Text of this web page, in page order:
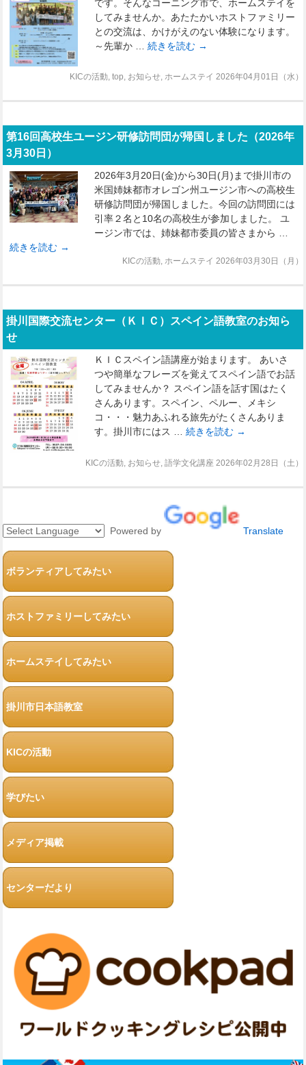
です。そんなコーニング市で、ホームステイを
してみませんか。あたたかいホストファミリー
との交流は、かけがえのない体験になります。
～先輩か …続きを読む →
KICの活動, top, お知らせ, ホームステイ 2026年04月01日（水）
第16回高校生ユージン研修訪問団が帰国しました（2026年
3月30日）
2026年3月20日(金)から30日(月)まで掛川市の
米国姉妹都市オレゴン州ユージン市への高校生
研修訪問団が帰国しました。今回の訪問団には
引率２名と10名の高校生が参加しました。 ユ
ージン市では、姉妹都市委員の皆さまから …
続きを読む →
KICの活動, ホームステイ 2026年03月30日（月）
掛川国際交流センター（ＫＩＣ）スペイン語教室のお知ら
せ
ＫＩＣスペイン語講座が始まります。 あいさ
つや簡単なフレーズを覚えてスペイン語でお話
してみませんか？ スペイン語を話す国はたく
さんあります。スペイン、ペルー、メキシ
コ・・・魅力あふれる旅先がたくさんありま
す。掛川市にはス …続きを読む →
KICの活動 お知らせ, 語学文化講座 2026年02月28日（土）
Powered by Translate
ボランティアしてみたい
ホストファミリーしてみたい
ホームステイしてみたい
掛川市日本語教室
KICの活動
学びたい
メディア掲載
センターだより